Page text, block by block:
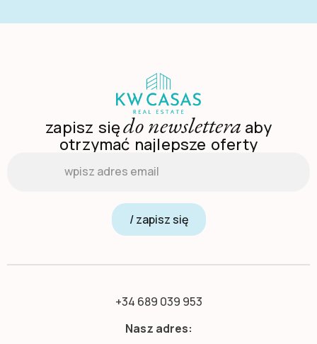
zapisz siędo newslettera aby
otrzymać najlepsze oferty
/ zapisz się
+34 689 039 953
Nasz adres: